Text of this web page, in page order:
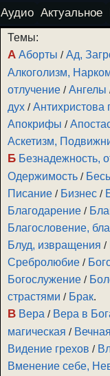
Аудио Актуальное
Темы:
А Аборты /Ад,
Алкоголизм,
отлучение /Ангелы
дух /Антихристова
Апокрифы /
Аскетизм,
Б Безнадежность,
Одержимость /
Писание / Бизнес /
Благодарение /
Благословение,
Блуд, извращения /
Сребролюбие /
Богослужение /
страстями / Брак.
В Вера / Вера в
магическая /
Видение грехов /
Вменение себе,